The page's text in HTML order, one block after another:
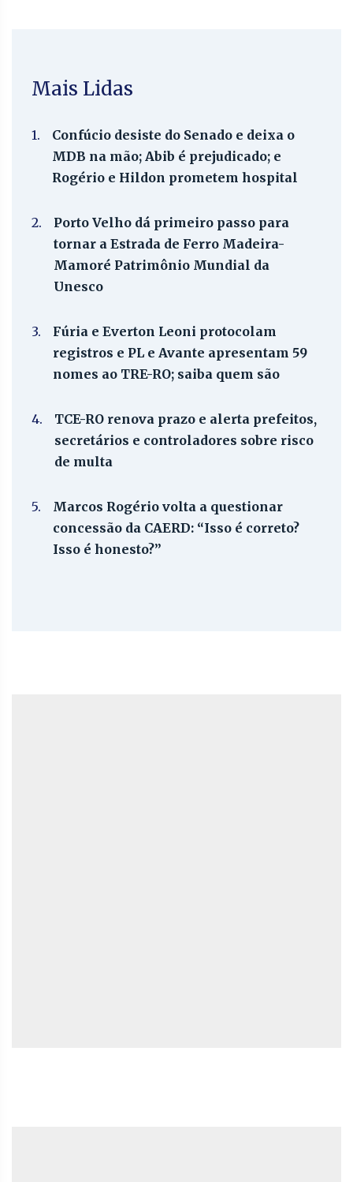
Mais Lidas
1.
Confúcio desiste do Senado e deixa o
MDB na mão; Abib é prejudicado; e
Rogério e Hildon prometem hospital
2.
Porto Velho dá primeiro passo para
tornar a Estrada de Ferro Madeira-
Mamoré Patrimônio Mundial da
Unesco
3.
Fúria e Everton Leoni protocolam
registros e PL e Avante apresentam 59
nomes ao TRE-RO; saiba quem são
4.
TCE-RO renova prazo e alerta prefeitos,
secretários e controladores sobre risco
de multa
5.
Marcos Rogério volta a questionar
concessão da CAERD: “Isso é correto?
Isso é honesto?”